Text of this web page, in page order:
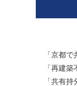
「京都
「再建
「共有